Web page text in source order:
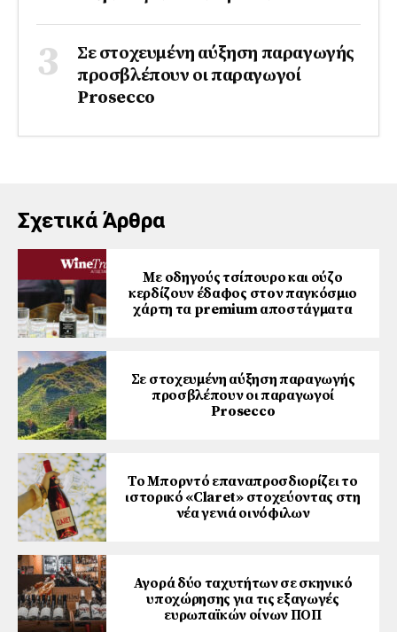
Σε στοχευμένη αύξηση παραγωγής
προσβλέπουν οι παραγωγοί
Prosecco
Σχετικά Άρθρα
Με οδηγούς τσίπουρο και ούζο
κερδίζουν έδαφος στoν παγκόσμιο
χάρτη τα premium αποστάγματα
Σε στοχευμένη αύξηση παραγωγής
προσβλέπουν οι παραγωγοί
Prosecco
Το Μπορντό επαναπροσδιορίζει το
ιστορικό «Claret» στοχεύοντας στη
νέα γενιά οινόφιλων
Αγορά δύο ταχυτήτων σε σκηνικό
υποχώρησης για τις εξαγωγές
ευρωπαϊκών οίνων ΠΟΠ